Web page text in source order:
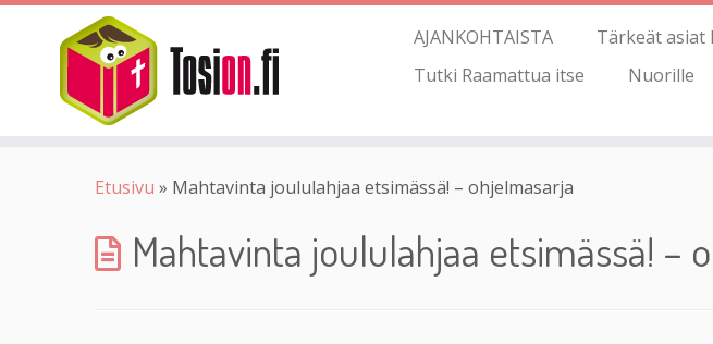
AJANKOHTAISTA Tärkeät asiat
Tutki Raamattua itse
Nuorille
Etusivu » Mahtavinta joululahjaa etsimässä! – ohjelmasarja
Mahtavinta joululahjaa etsimässä! –